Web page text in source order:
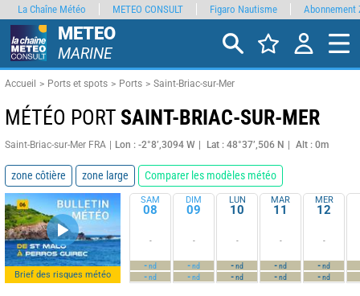
METEO
MARINE
Accueil Ports et spots Ports Saint-Briac-sur-Mer
MÉTÉO PORT SAINT-BRIAC-SUR-MER
Saint-Briac-sur-Mer FRA Lon : -2°8’,3094 W Lat : 48°37’,506 N Alt : 0m
zone côtière zone large Comparer les modèles météo
Brief des risques météo
SAM
08
-
-nd
-nd
DIM
09
-
-nd
-nd
LUN
10
-
-nd
-nd
MAR
11
-
-nd
-nd
MER
12
-
-nd
-nd
La Chaîne Météo METEO CONSULT Figaro Nautisme Abonnement